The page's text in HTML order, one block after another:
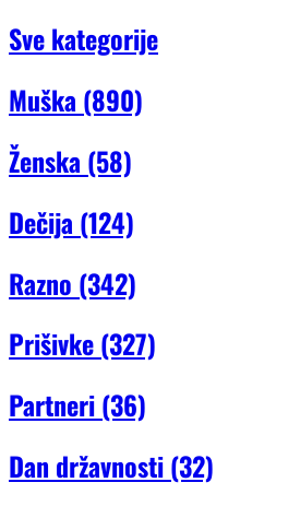
Sve kategorije
Muška (890)
Ženska (58)
Dečija (124)
Razno (342)
Prišivke(327)
Partneri(36)
Dan državnosti(32)